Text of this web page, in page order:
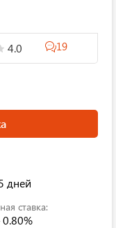
4.0 19
дней
ставка:
0.80%